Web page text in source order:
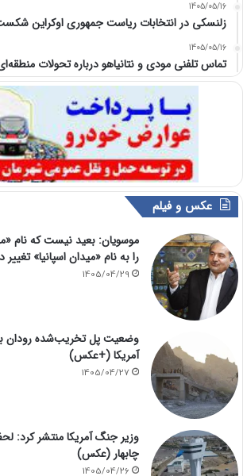
1405/05/16
زلنسکی در انتخابات ریاست جمهوری اوکراین
1405/05/16
تماس تلفنی مودی و نتانیاهو درباره تحولات
عکس و فیلم
موسویان: بعید نیست که نام
را به نام «میدان اسپانیا» تغییر
1405/04/29
وضعیت پل تخریب‌شده رودان
آمریکا (+عکس)
1405/04/27
وزیر جنگ آمریکا منتشر کرد:
چابهار (عکس)
1405/04/26